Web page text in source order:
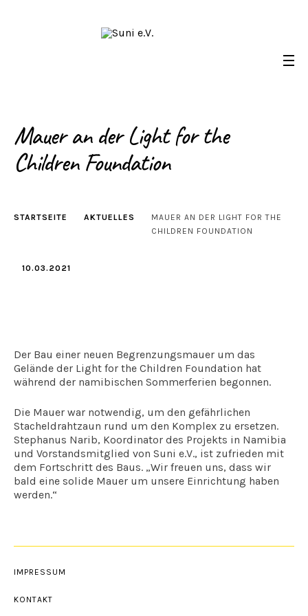
Suni e.V.
Deutsch-Namibischer Verein, zur Umsetzung der UN-
Nachhaltigkeitsziele
Mauer an der Light for the
Children Foundation
STARTSEITE AKTUELLES
MAUER AN DER LIGHT FOR THE
CHILDREN FOUNDATION
10.03.2021
Der Bau einer neuen Begrenzungsmauer um das
Gelände der Light for the Children Foundation hat
während der namibischen Sommerferien begonnen.
Die Mauer war notwendig, um den gefährlichen
Stacheldrahtzaun rund um den Komplex zu ersetzen.
Stephanus Narib, Koordinator des Projekts in Namibia
und Vorstandsmitglied von Suni e.V., ist zufrieden mit
dem Fortschritt des Baus. „Wir freuen uns, dass wir
bald eine solide Mauer um unsere Einrichtung haben
werden.“
IMPRESSUM
KONTAKT